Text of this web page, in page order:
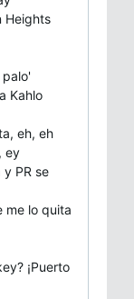
Heights
Kahlo
eh, eh
ey
PR se
me lo quita
¡Puerto